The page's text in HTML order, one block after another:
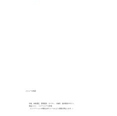
メニューの内容
外装、内装選定、照明器具、カーテン、小物等、造作家具デザイン、
商品リスト 、イメージパース作成
（リノベーションの場合はボリュームにより金額が異なります。）